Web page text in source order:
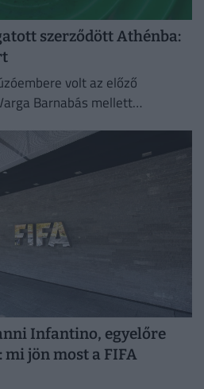
szerződött Athénba:
volt az előző
Barnabás mellett
Infantino, egyelőre
jön most a FIFA